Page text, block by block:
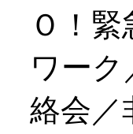
Ｏ！
ワー
絡会／